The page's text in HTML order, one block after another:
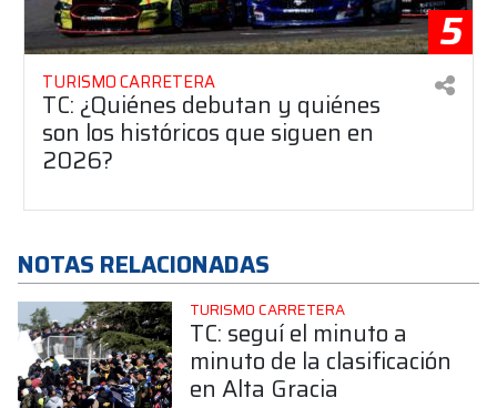
5
TURISMO CARRETERA
TC: ¿Quiénes debutan y quiénes
son los históricos que siguen en
2026?
NOTAS RELACIONADAS
TURISMO CARRETERA
TC: seguí el minuto a
minuto de la clasificación
en Alta Gracia